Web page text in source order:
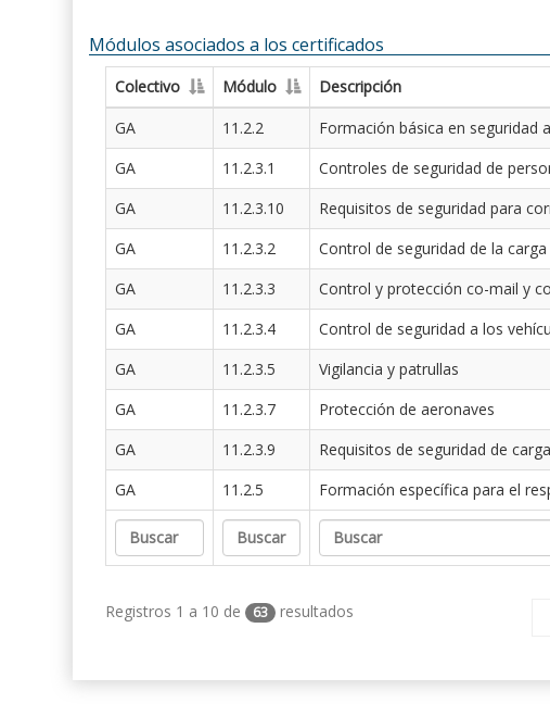
Módulos asociados a los certificados
Colectivo Módulo
Descripción
GA
11.2.2
Formación básica en seguridad
GA
11.2.3.1
Controles de seguridad de
GA
11.2.3.10
Requisitos de seguridad para
GA
11.2.3.2
Control de seguridad de la
GA
11.2.3.3
Control y protección co-mail y
GA
11.2.3.4
Control de seguridad a los
GA
11.2.3.5
Vigilancia y patrullas
GA
11.2.3.7
Protección de aeronaves
GA
11.2.3.9
Requisitos de seguridad de
GA
11.2.5 Formación específica para el
Registros 1 a 10 de 63 resultados